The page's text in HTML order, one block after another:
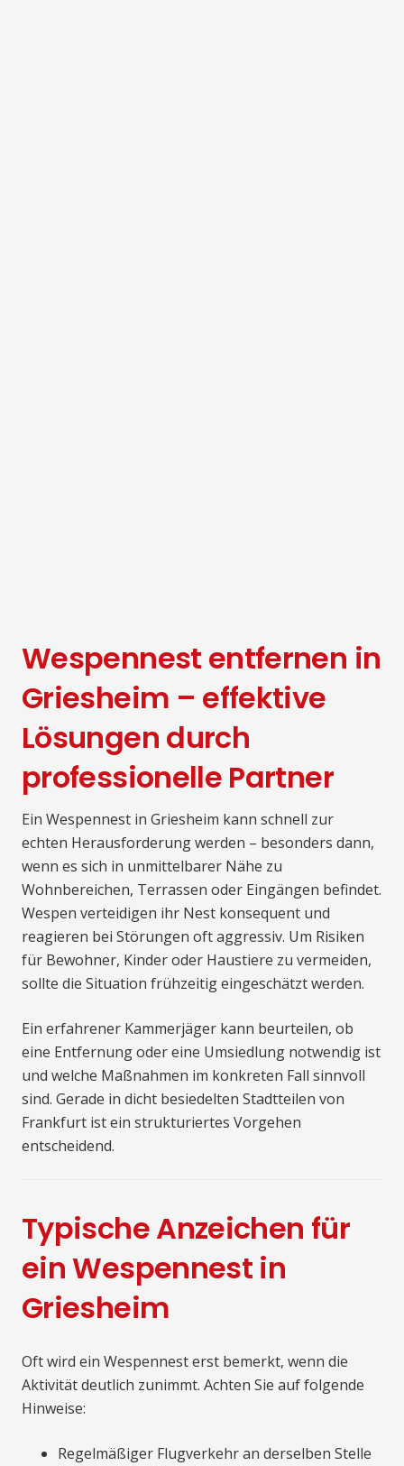
Wespennest entfernen in
Griesheim – effektive
Lösungen durch
professionelle Partner
Ein Wespennest in Griesheim kann schnell zur
echten Herausforderung werden – besonders dann,
wenn es sich in unmittelbarer Nähe zu
Wohnbereichen, Terrassen oder Eingängen befindet.
Wespen verteidigen ihr Nest konsequent und
reagieren bei Störungen oft aggressiv. Um Risiken
für Bewohner, Kinder oder Haustiere zu vermeiden,
sollte die Situation frühzeitig eingeschätzt werden.
Ein erfahrener Kammerjäger kann beurteilen, ob
eine Entfernung oder eine Umsiedlung notwendig ist
und welche Maßnahmen im konkreten Fall sinnvoll
sind. Gerade in dicht besiedelten Stadtteilen von
Frankfurt ist ein strukturiertes Vorgehen
entscheidend.
Typische Anzeichen für
ein Wespennest in
Griesheim
Oft wird ein Wespennest erst bemerkt, wenn die
Aktivität deutlich zunimmt. Achten Sie auf folgende
Hinweise:
Regelmäßiger Flugverkehr an derselben Stelle